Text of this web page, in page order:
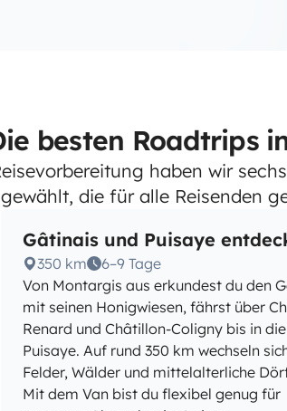
besten Roadtrips
haben wir
die für alle Reisenden
Gâtinais und Puisaye
350 km
6–9 Tage
Von Montargis aus erkundest du den
mit seinen Honigwiesen, fährst über
Renard und Châtillon-Coligny bis in die
Puisaye. Auf rund 350 km wechseln
Felder, Wälder und mittelalterliche
Mit dem Van bist du flexibel genug für